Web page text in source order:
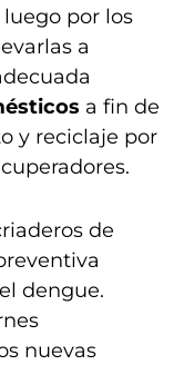
por los
a
a fin de
y reciclaje por
de
dengue.
nuevas